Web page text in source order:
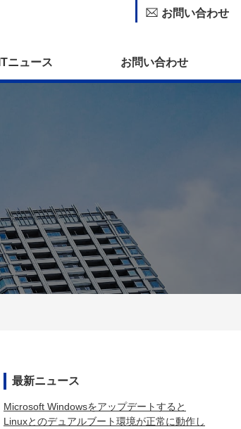
ITニュース お問い合わせ
お問い合わせ
最新ニュース
Microsoft Windowsをアップデートすると
Linuxとのデュアルブート環境が正常に動作し